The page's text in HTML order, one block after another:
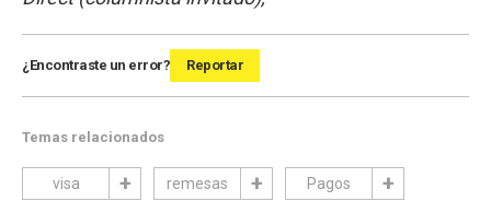
¿Encontraste un error? Reportar
Temas relacionados
visa remesas Pagos